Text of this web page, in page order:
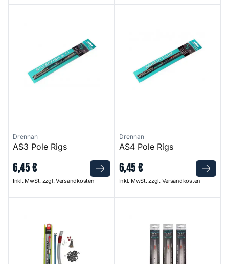
Drennan
AS3 Pole Rigs
6,45€
Inkl. MwSt. zzgl. Versandkosten
Drennan
AS4 Pole Rigs
6,45€
Inkl. MwSt. zzgl. Versandkosten